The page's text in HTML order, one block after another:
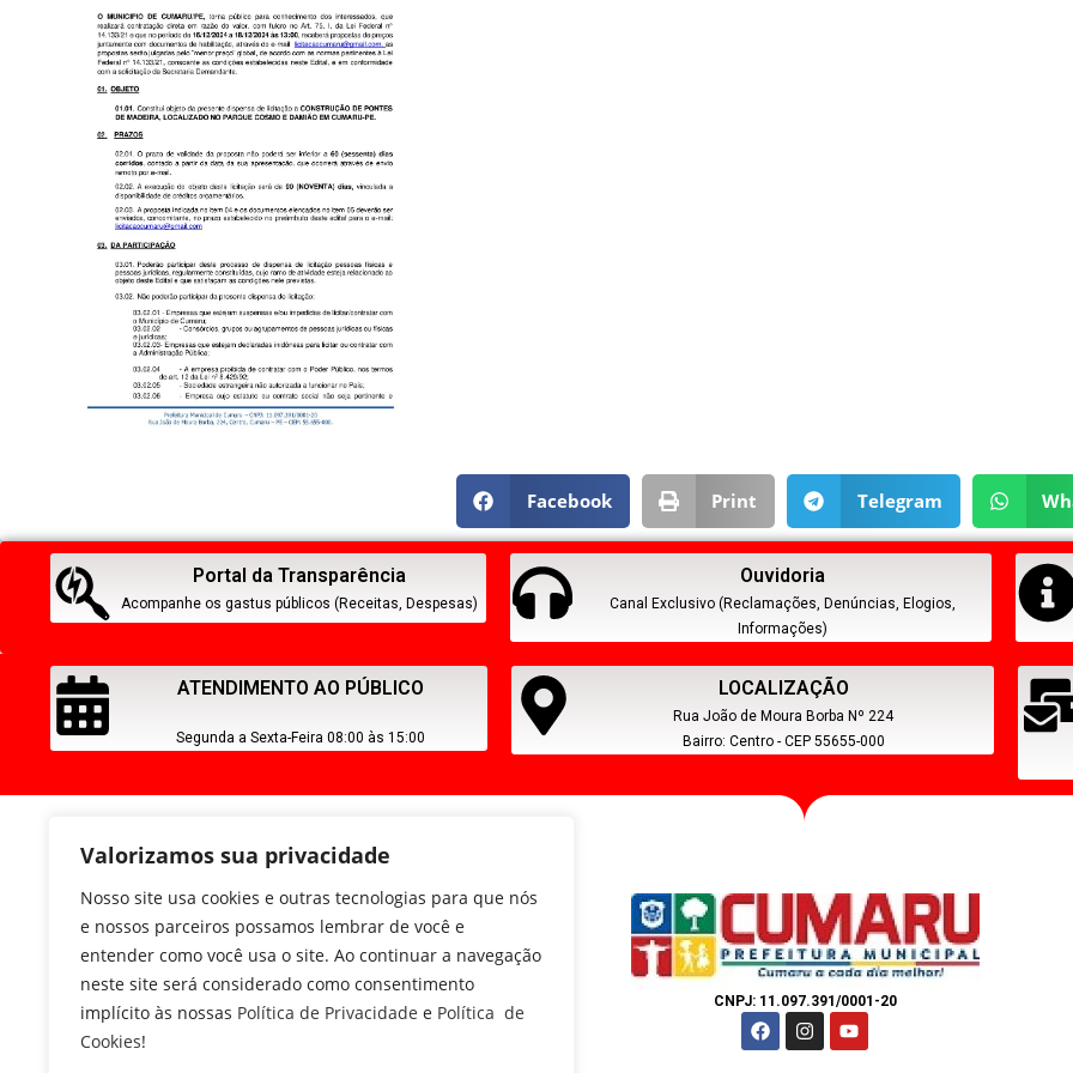
Valorizamos sua privacidade
Nosso site usa cookies e outras tecnologias para que nós
e nossos parceiros possamos lembrar de você e
entender como você usa o site. Ao continuar a navegação
neste site será considerado como consentimento
implícito às nossas Política de Privacidade e Política de
Cookies!
Facebook Print Telegram
Portal da Transparência
Acompanhe os gastus públicos (Receitas, Despesas)
Ouvidoria
Canal Exclusivo (Reclamações, Denúncias, Elogios,
Informações)
ATENDIMENTO AO PÚBLICO
Segunda a Sexta-Feira 08:00 às 15:00
LOCALIZAÇÃO
Rua João de Moura Borba Nº 224
Bairro: Centro - CEP 55655-000
CNPJ: 11.097.391/0001-20